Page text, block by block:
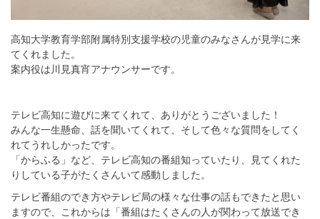
高知大学教育学部附属特別支援学校の児童のみなさんが見学に来
てくれました。
案内役は川見真宵アナウンサーです。
テレビ高知に遊びに来てくれて、ありがとうございました！
みんな一生懸命、話を聞いてくれて、そして色々な質問をしてく
れてうれしかったです。
「からふる」など、テレビ高知の番組知っていたり、見てくれた
りしている子がたくさんいて感動しました。
テレビ番組のでき方やテレビ局の様々な仕事の話もできたと思い
ますので、これからは「番組はたくさんの人が関わって放送でき